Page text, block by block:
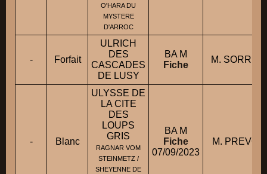
O'HARA DU
MYSTERE
D'ARROC
- Forfait
ULRICH
DES
CASCADES
DE LUSY
BA M
Fiche
M.
- Blanc
ULYSSE DE
LA CITE
DES
LOUPS
GRIS
RAGNAR VOM
STEINMETZ /
SHEYENNE DE
BA M
Fiche
07/09/2023
M.